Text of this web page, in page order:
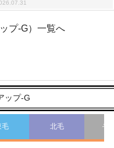
プ-G）一覧へ
ップ-G
毛 北毛 そ